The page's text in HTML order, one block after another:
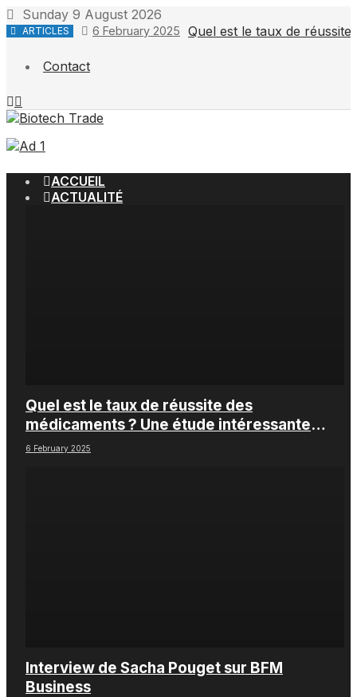
Skip
to
Sunday 9 August 2026
ARTICLES 6 February 2025 Quel est le taux de
Contact
ACCUEIL
ACTUALITÉ
Quel est le taux de réussite des
médicaments ? Une étude intéressante
chez les Big Pharmas
6 February 2025
Interview de Sacha Pouget sur BFM
Business